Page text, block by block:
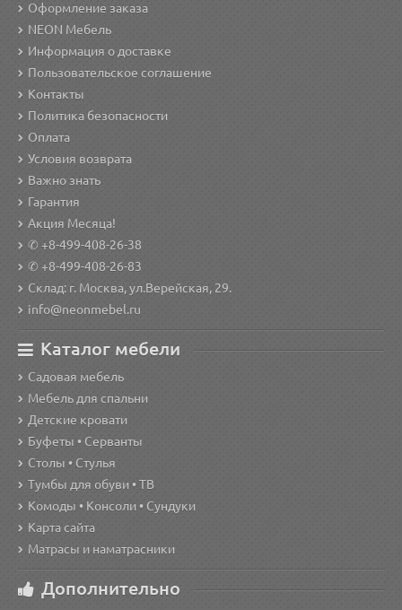
Оформление заказа
NEON Мебель
Информация о доставке
Пользовательское соглашение
Контакты
Политика безопасности
Оплата
Условия возврата
Важно знать
Гарантия
Акция Месяца!
✆ +8-499-408-26-38
✆ +8-499-408-26-83
Склад: г. Москва, ул.Верейская, 29.
info@neonmebel.ru
Каталог мебели
Садовая мебель
Мебель для спальни
Детские кровати
Буфеты • Серванты
Столы • Стулья
Тумбы для обуви • ТВ
Комоды • Консоли • Сундуки
Карта сайта
Матрасы и наматрасники
Дополнительно